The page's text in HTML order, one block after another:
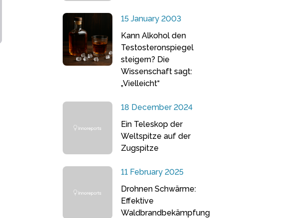
15 January 2003
Kann Alkohol den
Testosteronspiegel
steigern? Die
Wissenschaft sagt:
„Vielleicht“
18 December 2024
Ein Teleskop der
Weltspitze auf der
Zugspitze
11 February 2025
Drohnen Schwärme:
Effektive
Waldbrandbekämpfung